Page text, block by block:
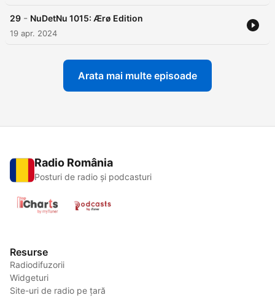
29 - NuDetNu 1015: Ærø Edition
19 apr. 2024
Arata mai multe episoade
Radio România
Posturi de radio și podcasturi
Resurse
Radiodifuzorii
Widgeturi
Site-uri de radio pe țară